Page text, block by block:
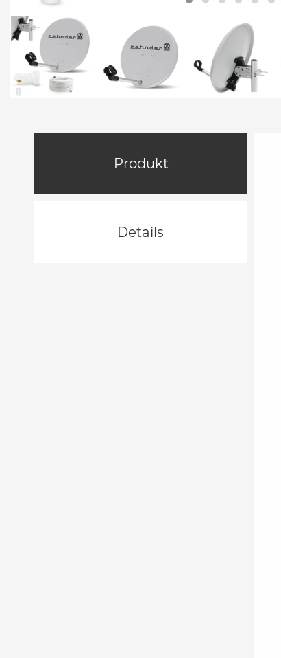
Produkt
Details